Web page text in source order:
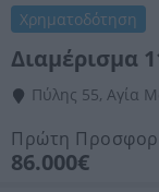
Χρηματοδότηση
Διαμέρισμα
Πύλης 55, Αγία
Πρώτη
86.000€